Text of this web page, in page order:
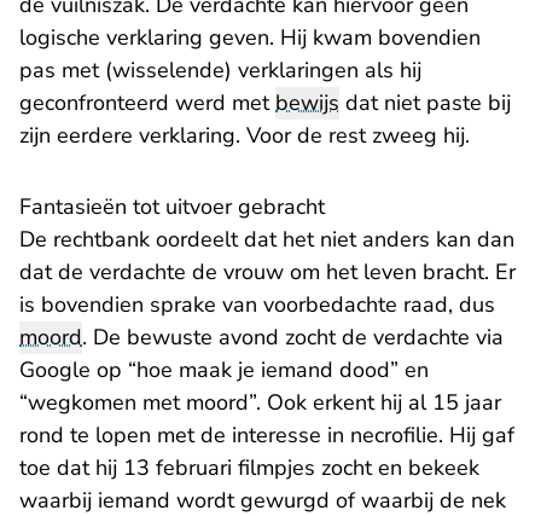
logische verklaring geven. Hij kwam bovendien
pas met (wisselende) verklaringen als hij
geconfronteerd werd metbewijs dat niet paste bij
zijn eerdere verklaring. Voor de rest zweeg hij.
Fantasieën tot uitvoer gebracht
De rechtbank oordeelt dat het niet anders kan dan
dat de verdachte de vrouw om het leven bracht. Er
is bovendien sprake van voorbedachte raad, dus
moord. De bewuste avond zocht de verdachte via
Google op “hoe maak je iemand dood” en
“wegkomen met moord”. Ook erkent hij al 15 jaar
rond te lopen met de interesse in necrofilie. Hij gaf
toe dat hij 13 februari filmpjes zocht en bekeek
waarbij iemand wordt gewurgd of waarbij de nek